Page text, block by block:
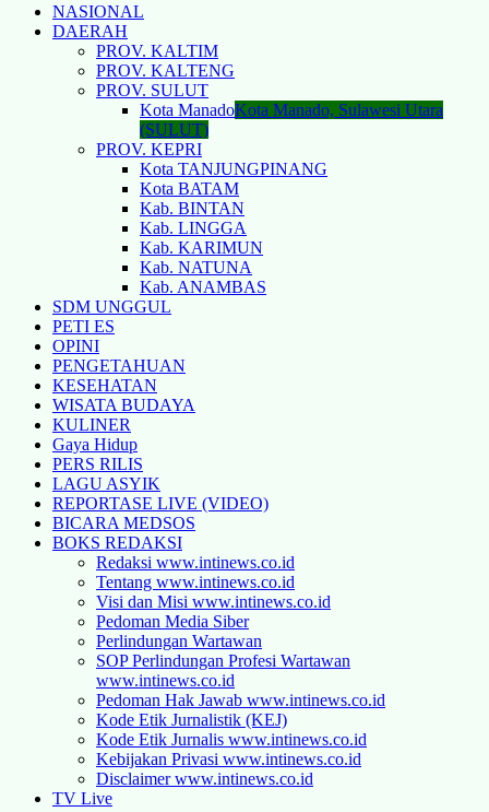
NASIONAL
DAERAH
PROV. KALTIM
PROV. KALTENG
PROV. SULUT
Kota ManadoKota Manado, Sulawesi Utara
(SULUT)
PROV. KEPRI
Kota TANJUNGPINANG
Kota BATAM
Kab. BINTAN
Kab. LINGGA
Kab. KARIMUN
Kab. NATUNA
Kab. ANAMBAS
SDM UNGGUL
PETI ES
OPINI
PENGETAHUAN
KESEHATAN
WISATA BUDAYA
KULINER
Gaya Hidup
PERS RILIS
LAGU ASYIK
REPORTASE LIVE (VIDEO)
BICARA MEDSOS
BOKS REDAKSI
Redaksi www.intinews.co.id
Tentang www.intinews.co.id
Visi dan Misi www.intinews.co.id
Pedoman Media Siber
Perlindungan Wartawan
SOP Perlindungan Profesi Wartawan
www.intinews.co.id
Pedoman Hak Jawab www.intinews.co.id
Kode Etik Jurnalistik (KEJ)
Kode Etik Jurnalis www.intinews.co.id
Kebijakan Privasi www.intinews.co.id
Disclaimer www.intinews.co.id
TV Live